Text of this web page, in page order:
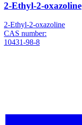
2-Ethyl-2-oxazoline
2-Ethyl-2-oxazoline
CAS number:
10431-98-8